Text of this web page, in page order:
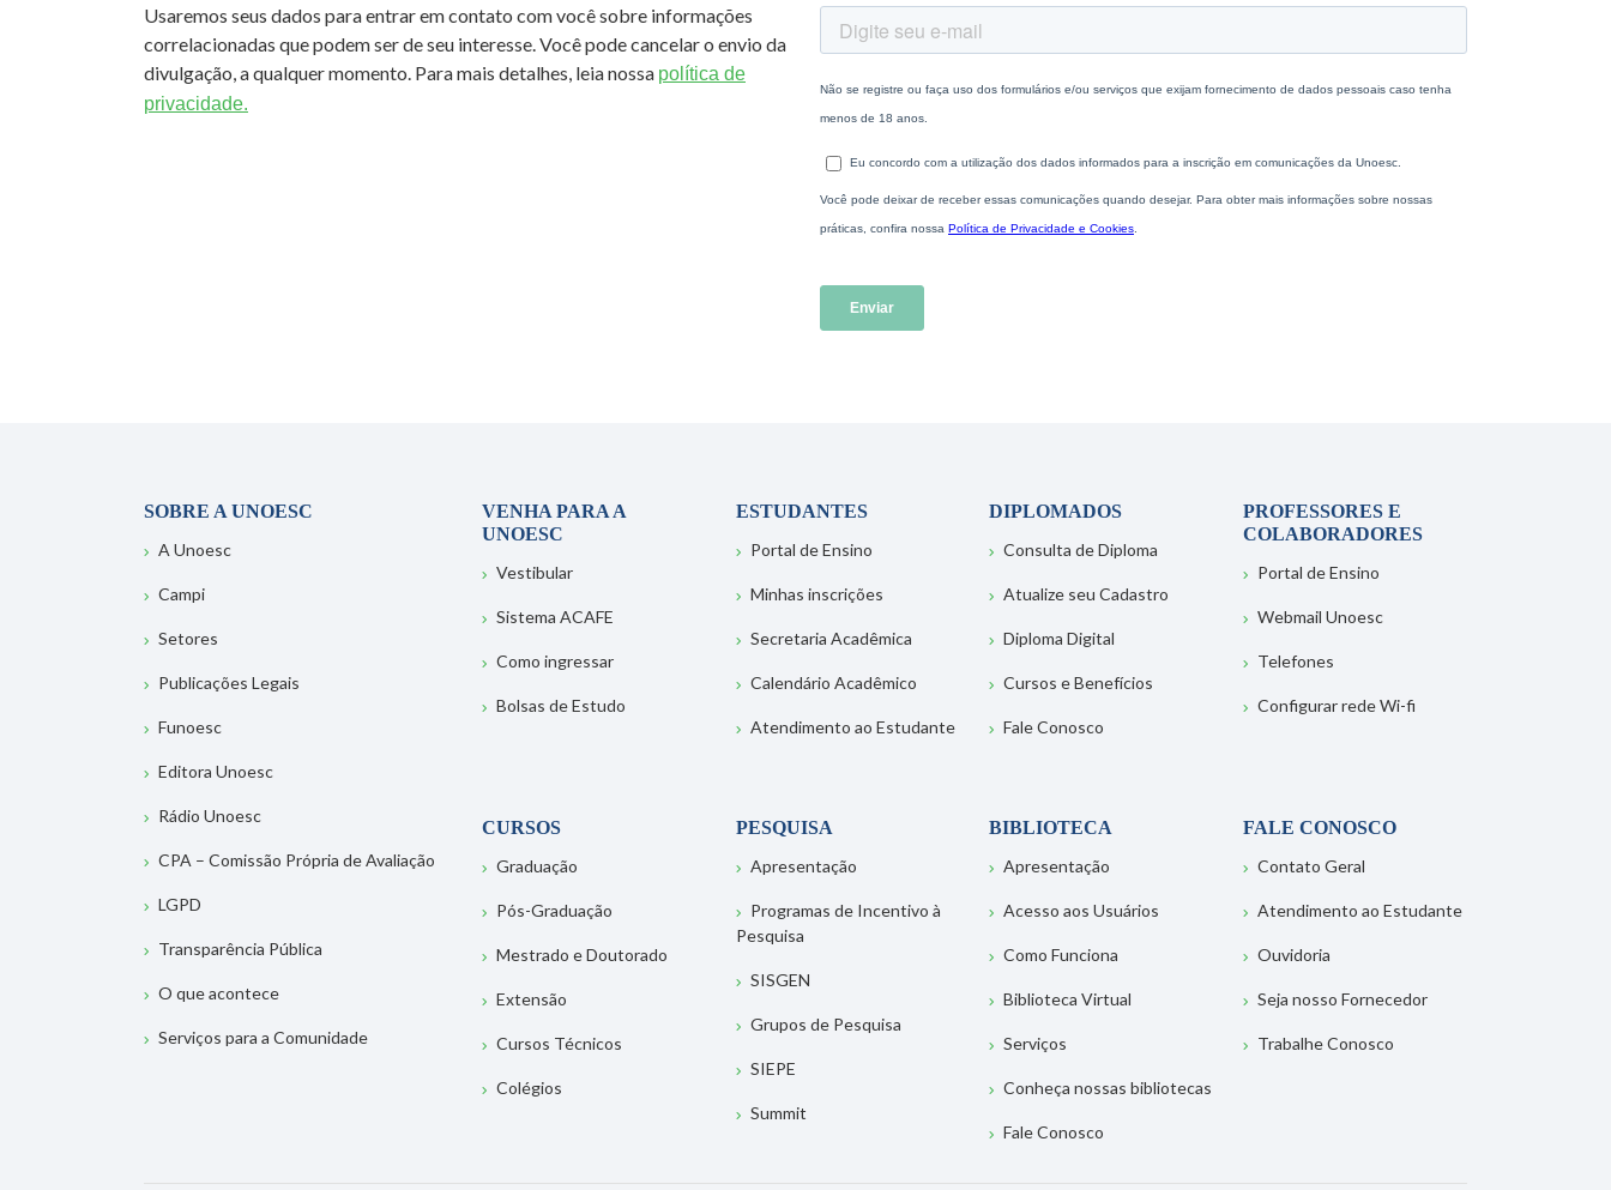
Usaremos seus dados para entrar em contato com você sobre informações
correlacionadas que podem ser de seu interesse. Você pode cancelar o envio da
divulgação, a qualquer momento. Para mais detalhes, leia nossa política de
privacidade.
SOBRE A UNOESC
A Unoesc
Campi
Setores
Publicações Legais
Funoesc
Editora Unoesc
Rádio Unoesc
CPA – Comissão Própria de Avaliação
LGPD
Transparência Pública
O que acontece
Serviços para a Comunidade
VENHA PARA A
UNOESC
Vestibular
Sistema ACAFE
Como ingressar
Bolsas de Estudo
ESTUDANTES
Portal de Ensino
Minhas inscrições
Secretaria Acadêmica
Calendário Acadêmico
Atendimento ao Estudante
DIPLOMADOS
Consulta de Diploma
Atualize seu Cadastro
Diploma Digital
Cursos e Benefícios
Fale Conosco
PROFESSORES E
COLABORADORES
Portal de Ensino
Webmail Unoesc
Telefones
Configurar rede Wi-fi
CURSOS
Graduação
Pós-Graduação
Mestrado e Doutorado
Extensão
Cursos Técnicos
Colégios
PESQUISA
Apresentação
Programas de Incentivo à
Pesquisa
SISGEN
Grupos de Pesquisa
SIEPE
Summit
BIBLIOTECA
Apresentação
Acesso aos Usuários
Como Funciona
Biblioteca Virtual
Serviços
Conheça nossas bibliotecas
Fale Conosco
FALE CONOSCO
Contato Geral
Atendimento ao Estudante
Ouvidoria
Seja nosso Fornecedor
Trabalhe Conosco